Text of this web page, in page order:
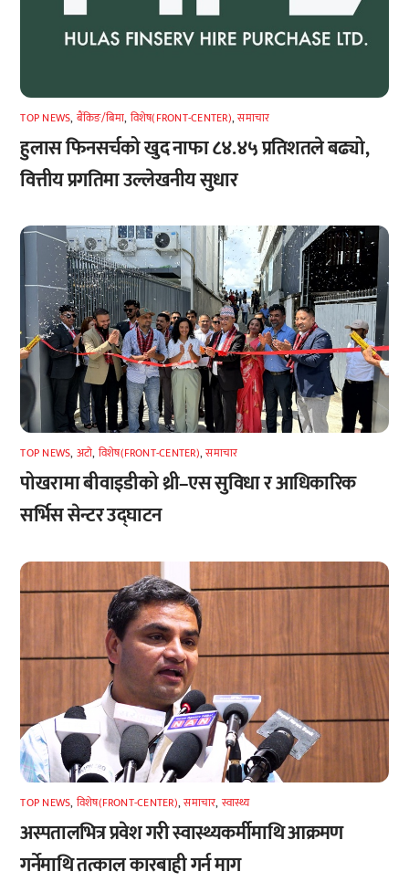
TOP NEWS, बैंकिङ/बिमा, विशेष(FRONT-CENTER),समाचार
हुलास फिनसर्चको खुद नाफा ८४.४५ प्रतिशतले बढ्यो,
वित्तीय प्रगतिमा उल्लेखनीय सुधार
TOP NEWS, अटाे, विशेष(FRONT-CENTER),समाचार
पोखरामा बीवाइडीको थ्री–एस सुविधा र आधिकारिक
सर्भिस सेन्टर उद्घाटन
TOP NEWS, विशेष(FRONT-CENTER),समाचार, स्वास्थ्य
अस्पतालभित्र प्रवेश गरी स्वास्थ्यकर्मीमाथि आक्रमण
गर्नेमाथि तत्काल कारबाही गर्न माग